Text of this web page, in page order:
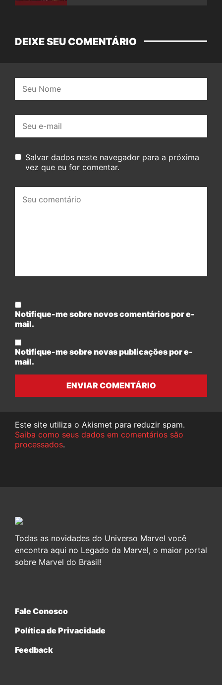
DEIXE SEU COMENTÁRIO
mail:
Salvar dados neste navegador para a próxima
vez que eu for comentar.
comentário:
Notifique-me sobre novos comentários por e-
mail.
Notifique-me sobre novas publicações por e-
mail.
ENVIAR COMENTÁRIO
Este site utiliza o Akismet para reduzir spam.
Saiba como seus dados em comentários são
processados.
Todas as novidades do Universo Marvel você
encontra aqui no Legado da Marvel, o maior portal
sobre Marvel do Brasil!
Fale Conosco
Política de Privacidade
Feedback